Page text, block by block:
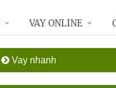
Vay nhanh
VAY ONLINE